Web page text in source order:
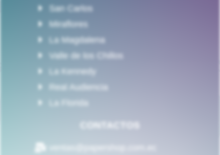
San Carlos
Miraflores
La Magdalena
Valle de los Chillos
La Kennedy
Real Audiencia
La Florida
CONTACTOS